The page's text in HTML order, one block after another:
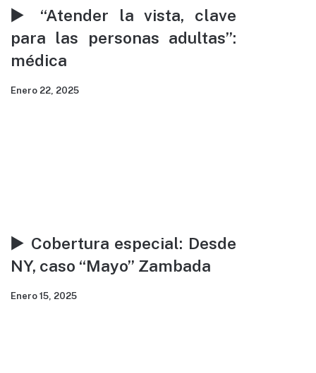
▶️ “Atender la vista, clave
para las personas adultas”:
médica
Enero 22, 2025
▶️ Cobertura especial: Desde
NY, caso “Mayo” Zambada
Enero 15, 2025